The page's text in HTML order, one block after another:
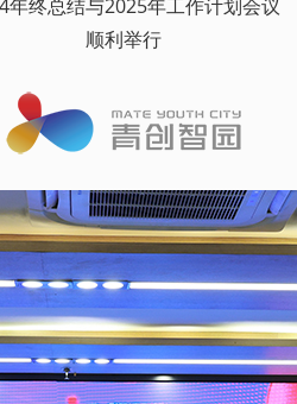
年终总结与2025年工作计划会议
顺利举行